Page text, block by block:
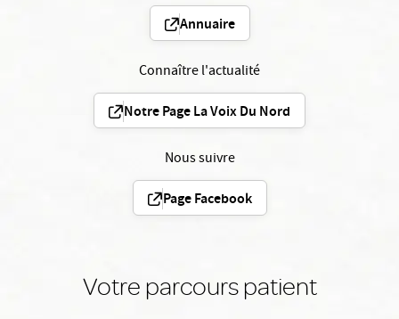
Annuaire
Connaître l'actualité
Notre Page La Voix Du Nord
Nous suivre
Page Facebook
Votre parcours patient